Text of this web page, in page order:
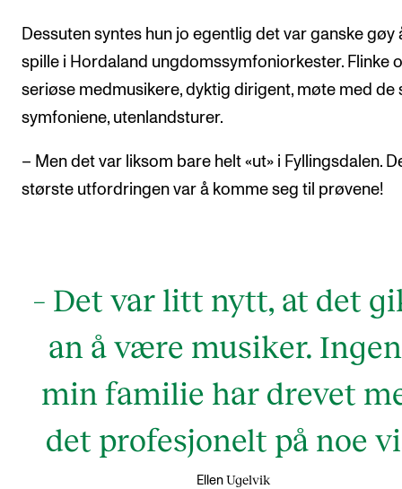
Dessuten syntes hun jo egentlig det var ganske gøy
spille i Hordaland ungdomssymfoniorkester. Flinke
seriøse medmusikere, dyktig dirigent, møte med de
symfoniene, utenlandsturer.
– Men det var liksom bare helt «ut» i Fyllingsdalen.
største utfordringen var å komme seg til prøvene!
– Det var litt nytt, at det
an å være musiker.
min familie har drevet
det profesjonelt på noe
Ellen Ugelvik